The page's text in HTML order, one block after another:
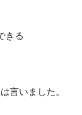
きる
言いました。